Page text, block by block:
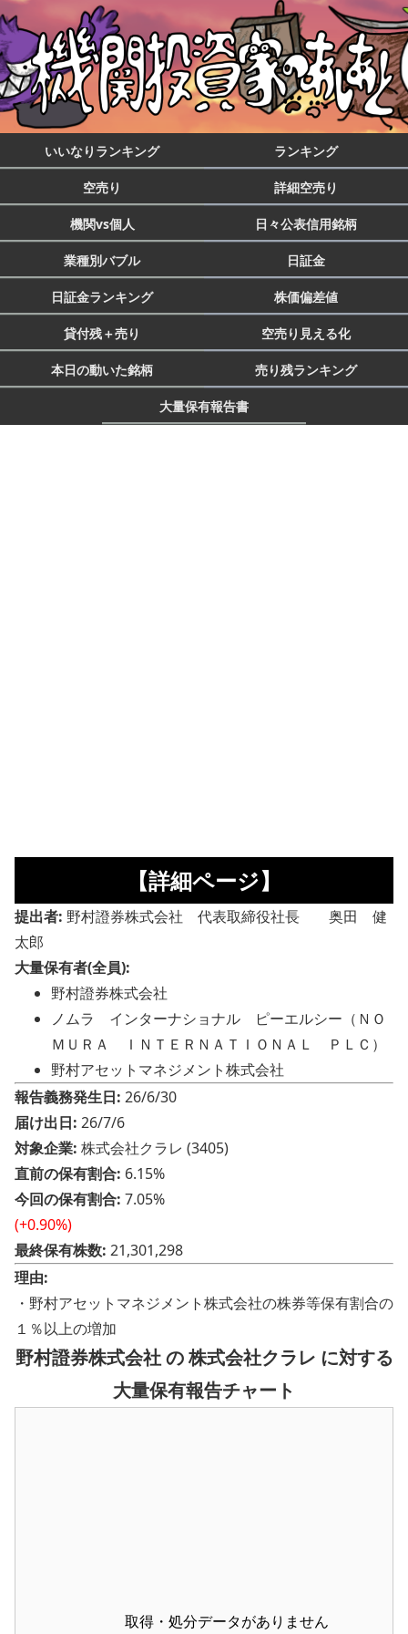
いいなりランキング ランキング
空売り 詳細空売り
機関vs個人 日々公表信用銘柄
業種別バブル 日証金
日証金ランキング 株価偏差値
貸付残＋売り 空売り見える化
本日の動いた銘柄 売り残ランキング
大量保有報告書
【詳細ページ】
提出者: 野村證券株式会社 代表取締役社長 奥田 健
太郎
大量保有者(全員):
野村證券株式会社
ノムラ インターナショナル ピーエルシー（ＮＯ
ＭＵＲＡ ＩＮＴＥＲＮＡＴＩＯＮＡＬ ＰＬＣ）
野村アセットマネジメント株式会社
報告義務発生日: 26/6/30
届け出日: 26/7/6
対象企業: 株式会社クラレ (3405)
直前の保有割合: 6.15%
今回の保有割合: 7.05%
(+0.90%)
最終保有株数: 21,301,298
理由:
・野村アセットマネジメント株式会社の株券等保有割合の
１％以上の増加
野村證券株式会社 の 株式会社クラレ に対する
大量保有報告チャート
取得・処分データがありません